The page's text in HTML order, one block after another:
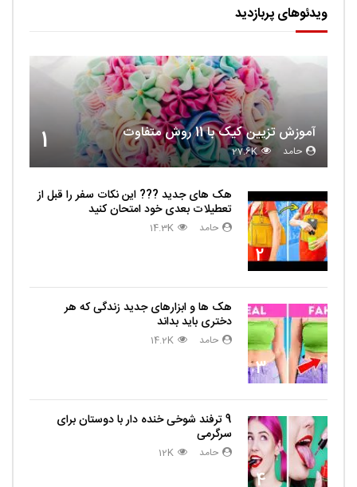
ویدئوهای پربازدید
1 آموزش تزیین کیک با 11 روش متفاوت
حامد 27.6K
2
هک های جدید ??️? این نکات سفر را قبل از
تعطیلات بعدی خود امتحان کنید
حامد 14.3K
3
هک ها و ابزارهای جدید زندگی که هر
دختری باید بداند
حامد 14.2K
4
9 ترفند شوخی خنده دار با دوستان برای
سرگرمی
حامد 12K